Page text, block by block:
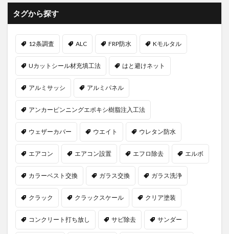
タグから探す
12条調査 ALC FRP防水 Kモルタル
Uカットシール材充填工法 はと避けネット
アルミサッシ アルミパネル
アンカーピンニングエポキシ樹脂注入工法
ウェザーカバー ウエイト ウレタン防水
エアコン エアコン設置 エフロ除去 エルボ
カラーベスト交換 ガラス交換 ガラス洗浄
クラック クラックスケール クリア塗装
コンクリート打ち放し サビ除去 サンダー